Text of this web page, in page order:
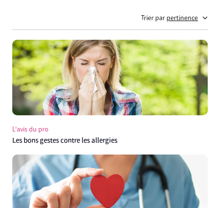
Trier par pertinence
L'avis du pro
Les bons gestes contre les allergies